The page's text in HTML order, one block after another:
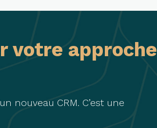
votre approche
nouveau CRM. C’est une